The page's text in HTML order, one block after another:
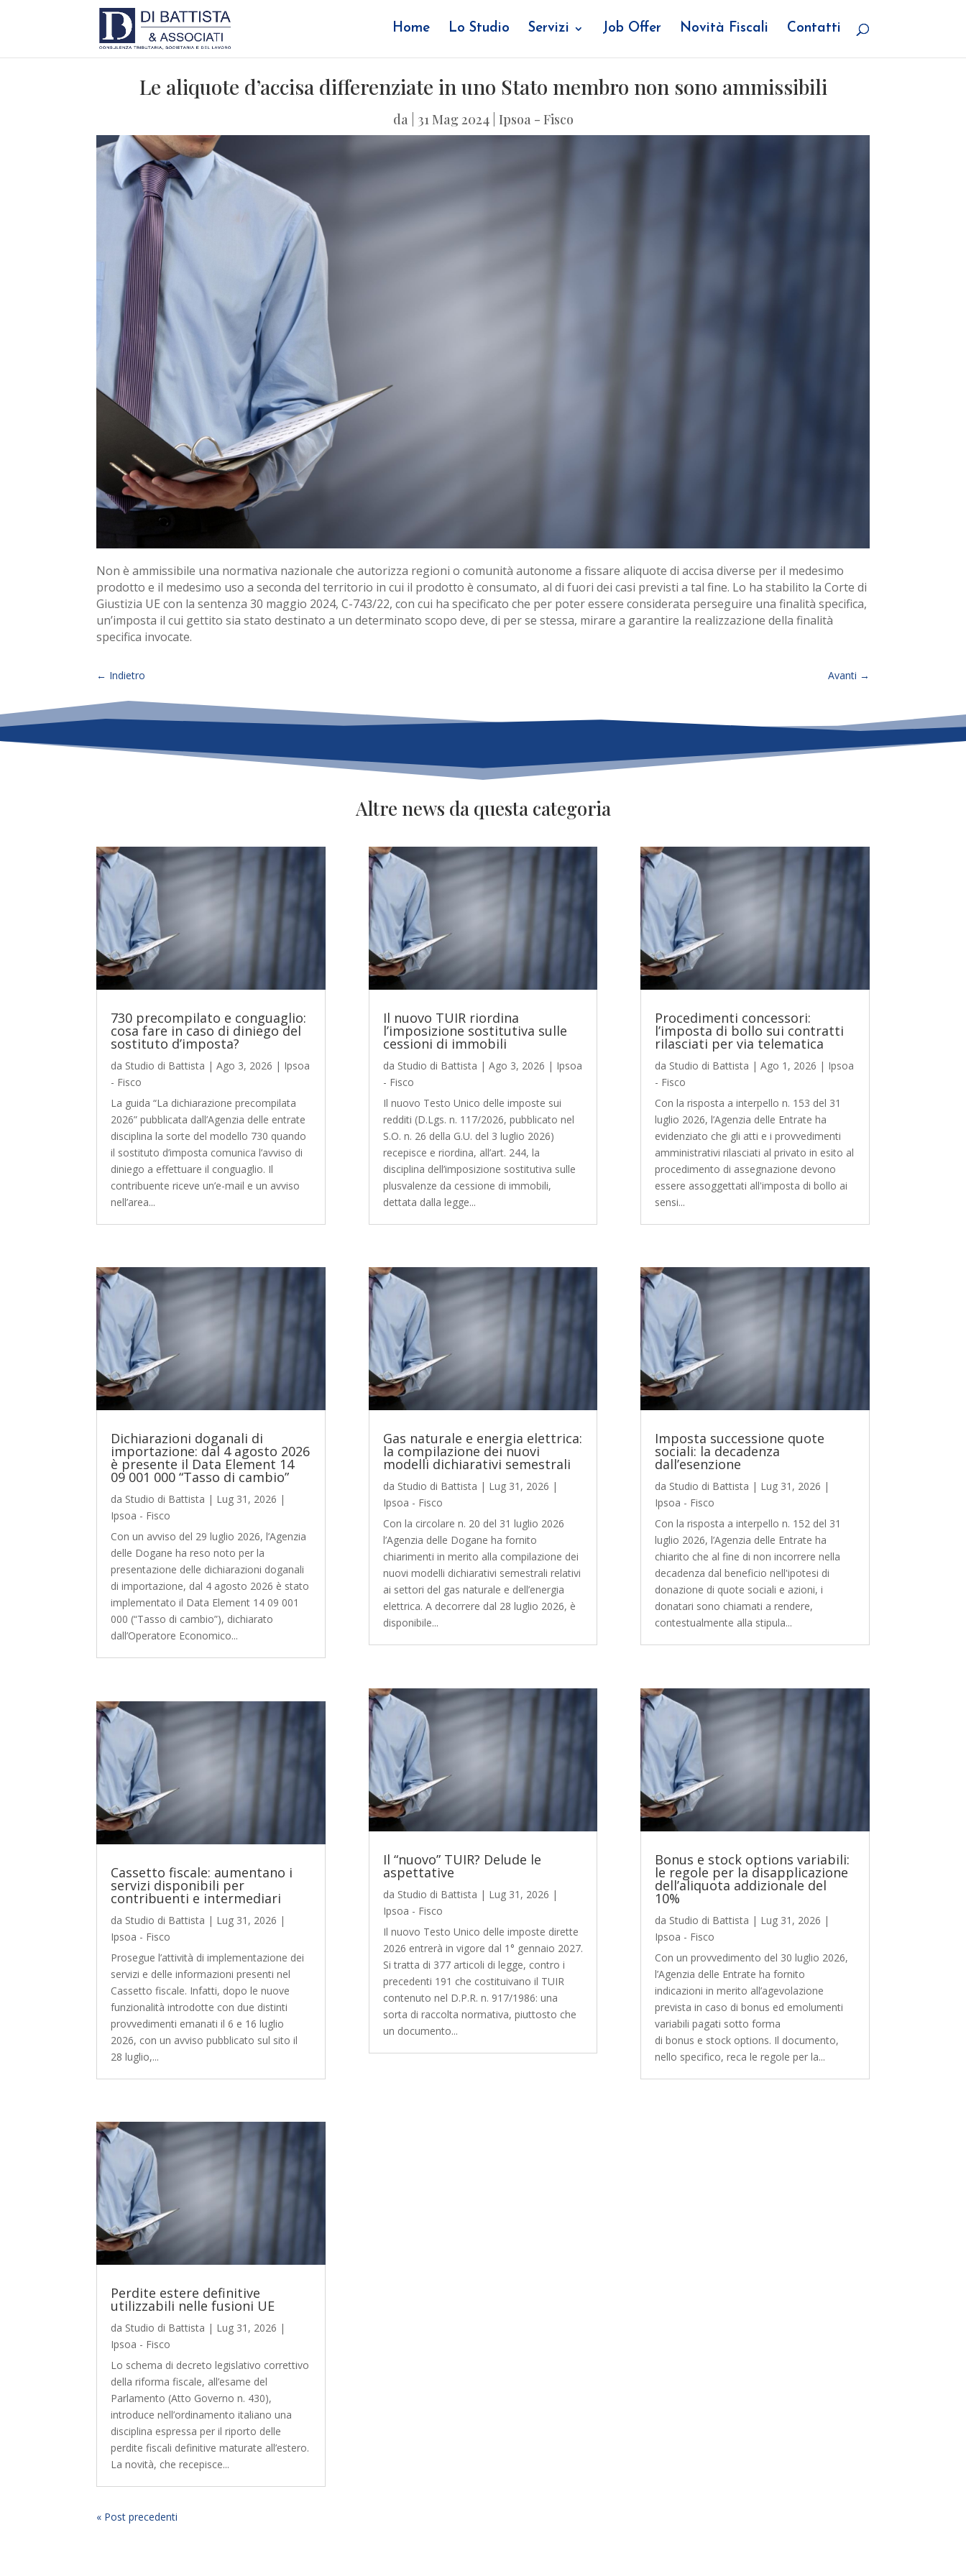
Home Lo Studio Servizi Job Offer Novità Fiscali Contatti
Le aliquote d’accisa differenziate in uno Stato membro non sono ammissibili
da 31 Mag 2024| Ipsoa - Fisco
Non è ammissibile una normativa nazionale che autorizza regioni o comunità autonome a fissare aliquote di accisa diverse per il medesimo
prodotto e il medesimo uso a seconda del territorio in cui il prodotto è consumato, al di fuori dei casi previsti a tal fine. Lo ha stabilito la Corte di
Giustizia UE con la sentenza 30 maggio 2024, C-743/22, con cui ha specificato che per poter essere considerata perseguire una finalità specifica,
un’imposta il cui gettito sia stato destinato a un determinato scopo deve, di per se stessa, mirare a garantire la realizzazione della finalità
specifica invocate.
← Indietro Avanti →
Altre news da questa categoria
730 precompilato e conguaglio:
cosa fare in caso di diniego del
sostituto d’imposta?
da Studio di Battista |Ago 3, 2026 | Ipsoa
- Fisco
La guida “La dichiarazione precompilata
2026” pubblicata dall’Agenzia delle entrate
disciplina la sorte del modello 730 quando
il sostituto d’imposta comunica l’avviso di
diniego a effettuare il conguaglio. Il
contribuente riceve un’e-mail e un avviso
nell’area...
Dichiarazioni doganali di
importazione: dal 4 agosto 2026
è presente il Data Element 14
09 001 000 “Tasso di cambio”
da Studio di Battista | Lug 31, 2026 |
Ipsoa - Fisco
Con un avviso del 29 luglio 2026, l’Agenzia
delle Dogane ha reso noto per la
presentazione delle dichiarazioni doganali
di importazione, dal 4 agosto 2026 è stato
implementato il Data Element 14 09 001
000 (“Tasso di cambio”), dichiarato
dall’Operatore Economico...
Cassetto fiscale: aumentano i
servizi disponibili per
contribuenti e intermediari
da Studio di Battista | Lug 31, 2026 |
Ipsoa - Fisco
Prosegue l’attività di implementazione dei
servizi e delle informazioni presenti nel
Cassetto fiscale. Infatti, dopo le nuove
funzionalità introdotte con due distinti
provvedimenti emanati il 6 e 16 luglio
2026, con un avviso pubblicato sul sito il
28 luglio,...
Perdite estere definitive
utilizzabili nelle fusioni UE
da Studio di Battista | Lug 31, 2026 |
Ipsoa - Fisco
Lo schema di decreto legislativo correttivo
della riforma fiscale, all’esame del
Parlamento (Atto Governo n. 430),
introduce nell’ordinamento italiano una
disciplina espressa per il riporto delle
perdite fiscali definitive maturate all’estero.
La novità, che recepisce...
Il nuovo TUIR riordina
l’imposizione sostitutiva sulle
cessioni di immobili
da Studio di Battista | Ago 3, 2026 | Ipsoa
- Fisco
Il nuovo Testo Unico delle imposte sui
redditi (D.Lgs. n. 117/2026, pubblicato nel
S.O. n. 26 della G.U. del 3 luglio 2026)
recepisce e riordina, all’art. 244, la
disciplina dell’imposizione sostitutiva sulle
plusvalenze da cessione di immobili,
dettata dalla legge...
Gas naturale e energia elettrica:
la compilazione dei nuovi
modelli dichiarativi semestrali
da Studio di Battista | Lug 31, 2026 |
Ipsoa - Fisco
Con la circolare n. 20 del 31 luglio 2026
l’Agenzia delle Dogane ha fornito
chiarimenti in merito alla compilazione dei
nuovi modelli dichiarativi semestrali relativi
ai settori del gas naturale e dell’energia
elettrica. A decorrere dal 28 luglio 2026, è
disponibile...
Il “nuovo” TUIR? Delude le
aspettative
da Studio di Battista | Lug 31, 2026 |
Ipsoa - Fisco
Il nuovo Testo Unico delle imposte dirette
2026 entrerà in vigore dal 1° gennaio 2027.
Si tratta di 377 articoli di legge, contro i
precedenti 191 che costituivano il TUIR
contenuto nel D.P.R. n. 917/1986: una
sorta di raccolta normativa, piuttosto che
un documento...
Procedimenti concessori:
l’imposta di bollo sui contratti
rilasciati per via telematica
da Studio di Battista | Ago 1, 2026 | Ipsoa
- Fisco
Con la risposta a interpello n. 153 del 31
luglio 2026, l’Agenzia delle Entrate ha
evidenziato che gli atti e i provvedimenti
amministrativi rilasciati al privato in esito al
procedimento di assegnazione devono
essere assoggettati all'imposta di bollo ai
sensi...
Imposta successione quote
sociali: la decadenza
dall’esenzione
da Studio di Battista | Lug 31, 2026 |
Ipsoa - Fisco
Con la risposta a interpello n. 152 del 31
luglio 2026, l’Agenzia delle Entrate ha
chiarito che al fine di non incorrere nella
decadenza dal beneficio nell'ipotesi di
donazione di quote sociali e azioni, i
donatari sono chiamati a rendere,
contestualmente alla stipula...
Bonus e stock options variabili:
le regole per la disapplicazione
dell’aliquota addizionale del
10%
da Studio di Battista | Lug 31, 2026 |
Ipsoa - Fisco
Con un provvedimento del 30 luglio 2026,
l’Agenzia delle Entrate ha fornito
indicazioni in merito all’agevolazione
prevista in caso di bonus ed emolumenti
variabili pagati sotto forma
di bonus e stock options. Il documento,
nello specifico, reca le regole per la...
« Post precedenti